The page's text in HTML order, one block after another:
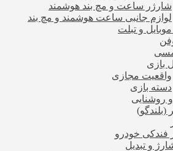
شارژر ساعت و مچ بند هوشمند
لوازم جانبی ساعت هوشمند و مچ بند
و تبلت
بازی
واقعیت مجازی
دسته بازی
روشنایی
(بلندگو)
فندکی خودرو
و تبدیل